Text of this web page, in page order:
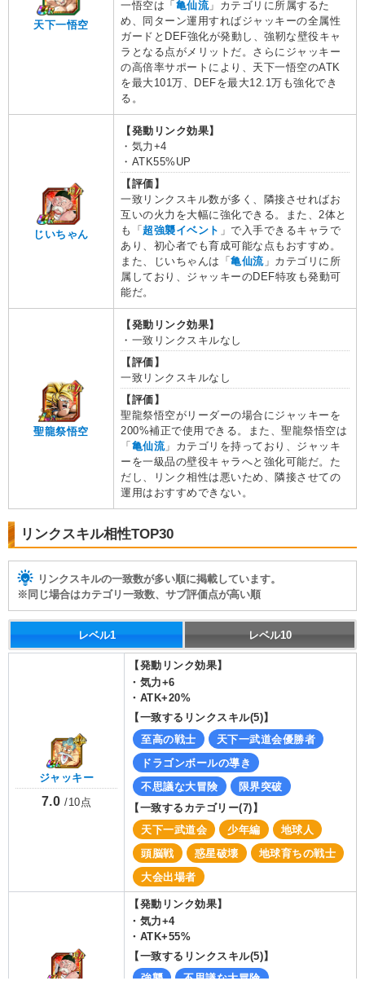
天下一悟空
一悟空は「亀仙流」カテゴリに所属するた
め、同ターン運用すればジャッキーの全属性
ガードとDEF強化が発動し、強靭な壁役キャ
ラとなる点がメリットだ。さらにジャッキー
の高倍率サポートにより、天下一悟空のATK
を最大101万、DEFを最大12.1万も強化でき
る。
じいちゃん
【発動リンク効果】
・気力+4
・ATK55%UP
【評価】
一致リンクスキル数が多く、隣接させればお
互いの火力を大幅に強化できる。また、2体と
も「超強襲イベント 」で入手できるキャラで
あり、初心者でも育成可能な点もおすすめ。
また、じいちゃんは「亀仙流」カテゴリに所
属しており、ジャッキーのDEF特攻も発動可
能だ。
聖龍祭悟空
【発動リンク効果】
・一致リンクスキルなし
【評価】
一致リンクスキルなし
【評価】
聖龍祭悟空がリーダーの場合にジャッキーを
200%補正で使用できる。また、聖龍祭悟空は
「亀仙流」カテゴリを持っており、ジャッキ
ーを一級品の壁役キャラへと強化可能だ。た
だし、リンク相性は悪いため、隣接させての
運用はおすすめできない。
リンクスキル相性TOP30
リンクスキルの一致数が多い順に掲載しています。
※同じ場合はカテゴリ一致数、サブ評価点が高い順
レベル1 レベル10
ジャッキー
7.0 /10点
【発動リンク効果】
・ 気力+6
・ ATK+20%
【一致するリンクスキル(5)】
至高の戦士
天下一武道会優勝者
ドラゴンボールの導き
不思議な大冒険
限界突破
【一致するカテゴリー(7)】
天下一武道会
少年編
地球人
頭脳戦
惑星破壊
地球育ちの戦士
大会出場者
【発動リンク効果】
・ 気力+4
・ ATK+55%
【一致するリンクスキル(5)】
強襲
不思議な大冒険